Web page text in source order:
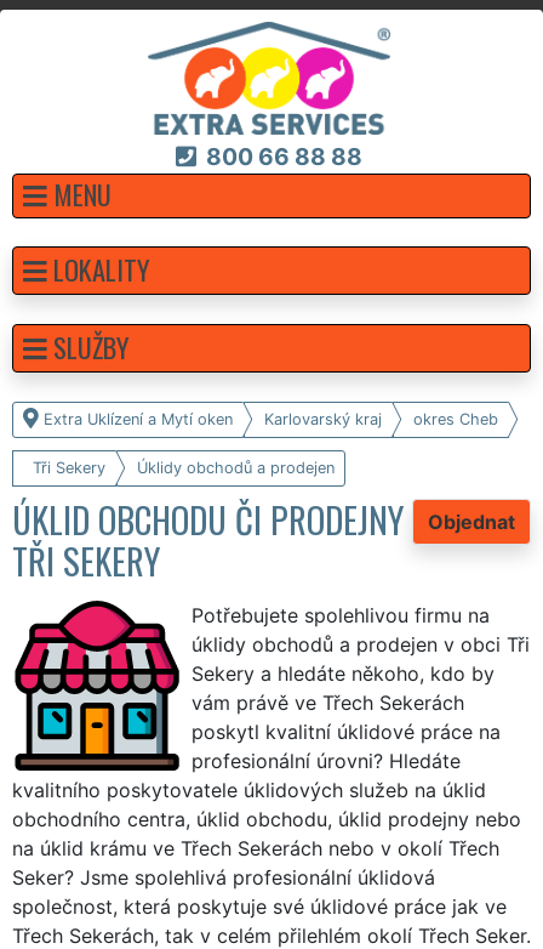
800 66 88 88
MENU
Extra Uklízení a Mytí oken Karlovarský kraj okres Cheb
Tři Sekery Úklidy obchodů a prodejen
Objednat
ÚKLID OBCHODU ČI PRODEJNY
TŘI SEKERY
Potřebujete spolehlivou firmu na
úklidy obchodů a prodejen v obci Tři
Sekery a hledáte někoho, kdo by
vám právě ve Třech Sekerách
poskytl kvalitní úklidové práce na
profesionální úrovni? Hledáte
kvalitního poskytovatele úklidových služeb na úklid
obchodního centra, úklid obchodu, úklid prodejny nebo
na úklid krámu ve Třech Sekerách nebo v okolí Třech
Seker? Jsme spolehlivá profesionální úklidová
společnost, která poskytuje své úklidové práce jak ve
Třech Sekerách, tak v celém přilehlém okolí Třech Seker.
LOKALITY
SLUŽBY